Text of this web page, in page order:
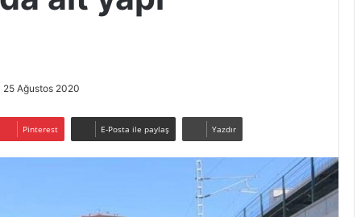
25 Ağustos 2020
Pinterest E-Posta ile paylaş Yazdır